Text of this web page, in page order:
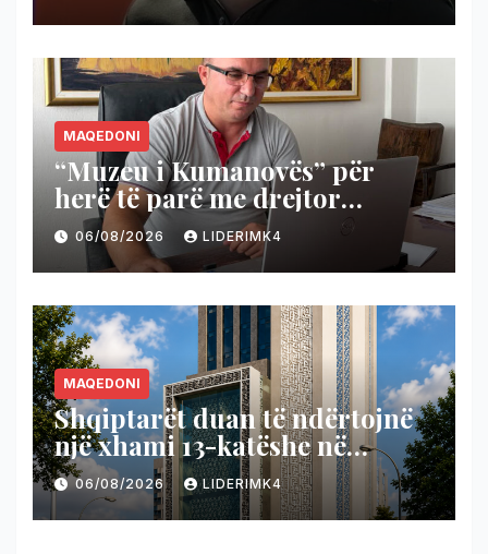
MAQEDONI
“Muzeu i Kumanovës” për
herë të parë me drejtor
shqiptar
06/08/2026 LIDERIMK4
MAQEDONI
Shqiptarët duan të ndërtojnë
një xhami 13-katëshe në
Londër
06/08/2026 LIDERIMK4